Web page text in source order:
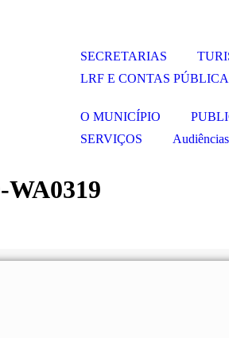
SECRETARIAS
LRF E CONTAS
O MUNICÍPIO
SERVIÇOS
WA0319